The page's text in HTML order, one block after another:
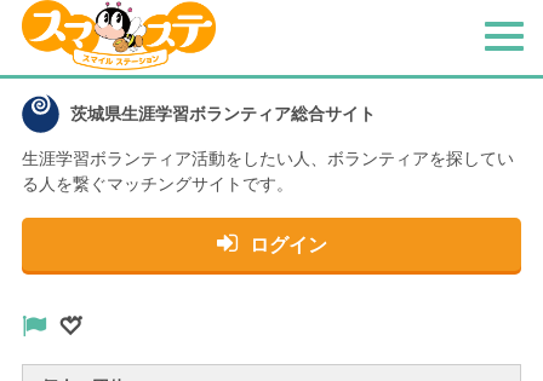
茨城県生涯学習ボランティア総合サイト
生涯学習ボランティア活動をしたい人、 ボランティアを探してい
る人を繋ぐマッチングサイトです。
ログイン
メ
♡⃛